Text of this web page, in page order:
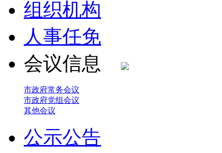
组织机构
人事任免
会议信息
市政府常务会议
市政府党组会议
其他会议
公示公告